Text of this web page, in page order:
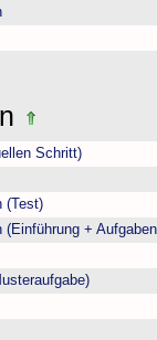
Schritt)
(Test)
+